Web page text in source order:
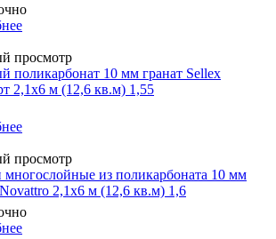
просмотр
поликарбонат 10 мм гранат Sellex
2,1х6 м (12,6 кв.м) 1,55
просмотр
многослойные из поликарбоната 10 мм
2,1х6 м (12,6 кв.м) 1,6